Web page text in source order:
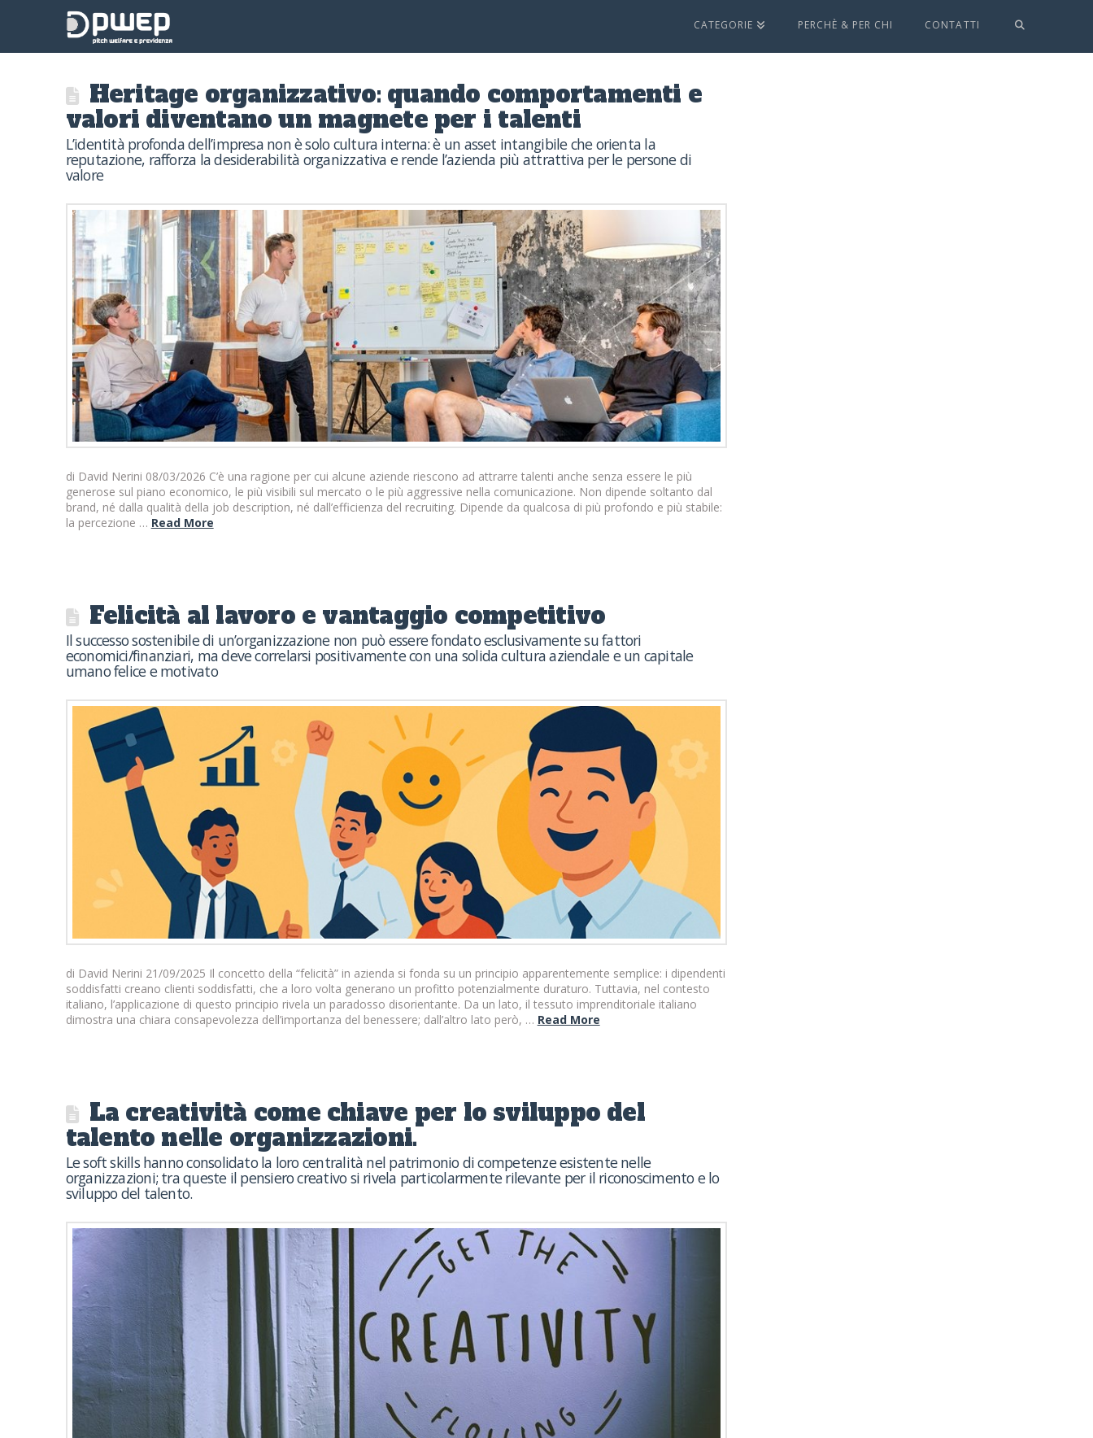
CATEGORIE PERCHÈ & PER CHI CONTATTI
Heritage organizzativo: quando comportamenti e
valori diventano un magnete per i talenti
L’identità profonda dell’impresa non è solo cultura interna: è un asset intangibile che orienta la
reputazione, rafforza la desiderabilità organizzativa e rende l’azienda più attrattiva per le persone di
valore
di David Nerini 08/03/2026 C’è una ragione per cui alcune aziende riescono ad attrarre talenti anche senza essere le più
generose sul piano economico, le più visibili sul mercato o le più aggressive nella comunicazione. Non dipende soltanto dal
brand, né dalla qualità della job description, né dall’efficienza del recruiting. Dipende da qualcosa di più profondo e più stabile:
la percezione … Read More
Felicità al lavoro e vantaggio competitivo
Il successo sostenibile di un’organizzazione non può essere fondato esclusivamente su fattori
economici/finanziari, ma deve correlarsi positivamente con una solida cultura aziendale e un capitale
umano felice e motivato
di David Nerini 21/09/2025 Il concetto della “felicità” in azienda si fonda su un principio apparentemente semplice: i dipendenti
soddisfatti creano clienti soddisfatti, che a loro volta generano un profitto potenzialmente duraturo. Tuttavia, nel contesto
italiano, l’applicazione di questo principio rivela un paradosso disorientante. Da un lato, il tessuto imprenditoriale italiano
dimostra una chiara consapevolezza dell’importanza del benessere; dall’altro lato però, … Read More
La creatività come chiave per lo sviluppo del
talento nelle organizzazioni.
Le soft skills hanno consolidato la loro centralità nel patrimonio di competenze esistente nelle
organizzazioni; tra queste il pensiero creativo si rivela particolarmente rilevante per il riconoscimento e lo
sviluppo del talento.